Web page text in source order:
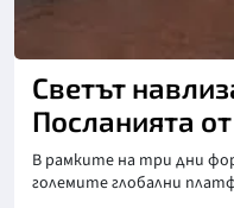
Светът
Посланията
В рамките на три дни
големите глобални